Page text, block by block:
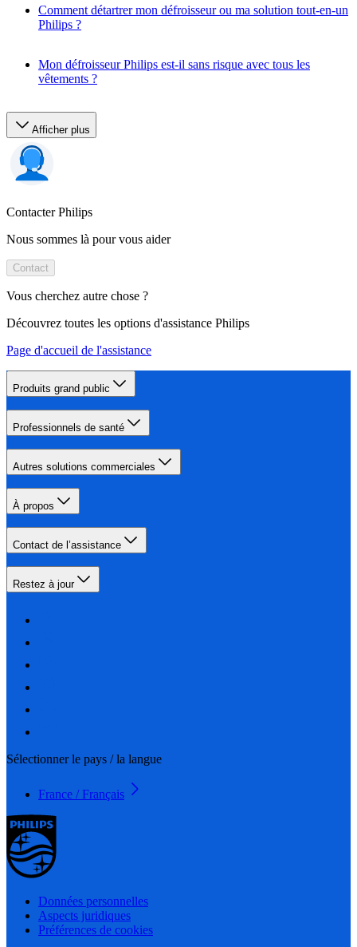
Comment détartrer mon défroisseur ou ma solution tout-en-un
Philips ?
Mon défroisseur Philips est-il sans risque avec tous les
vêtements ?
Afficher plus
Contacter Philips
Nous sommes là pour vous aider
Contact
Vous cherchez autre chose ?
Découvrez toutes les options d'assistance Philips
Page d'accueil de l'assistance
Produits grand public
Professionnels de santé
Autres solutions commerciales
À propos
Contact de l’assistance
Restez à jour
Sélectionner le pays / la langue
France / Français
Données personnelles
Aspects juridiques
Préférences de cookies